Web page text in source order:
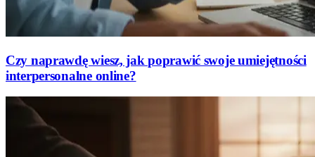
Czy naprawdę wiesz, jak poprawić swoje umiejętności
interpersonalne online?